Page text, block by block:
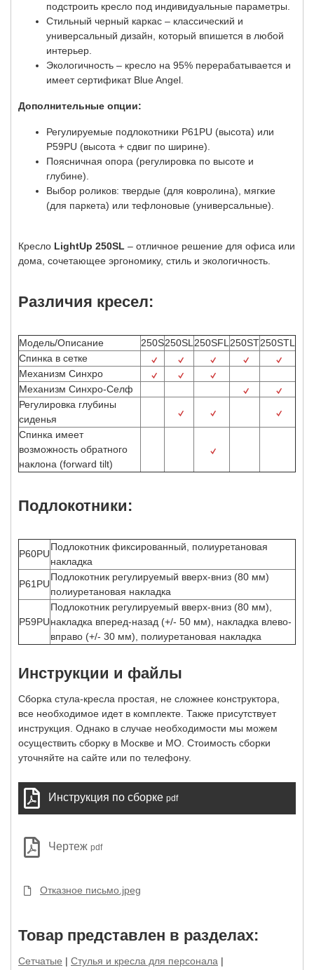
подстроить кресло под индивидуальные параметры.
Стильный черный каркас – классический и
универсальный дизайн, который впишется в любой
интерьер.
Экологичность – кресло на 95% перерабатывается и
имеет сертификат Blue Angel.
Дополнительные опции:
Регулируемые подлокотники P61PU (высота) или
P59PU (высота + сдвиг по ширине).
Поясничная опора (регулировка по высоте и
глубине).
Выбор роликов: твердые (для ковролина), мягкие
(для паркета) или тефлоновые (универсальные).
Кресло LightUp 250SL – отличное решение для офиса или
дома, сочетающее эргономику, стиль и экологичность.
Различия кресел:
Модель/Описание 250S250SL 250SFL 250ST250STL
Спинка в сетке
Механизм Синхро
Механизм Синхро-Селф
Регулировка глубины
сиденья
Спинка имеет
возможность обратного
наклона (forward tilt)
Подлокотники:
P60PU
Подлокотник фиксированный, полиуретановая
накладка
P61PU
Подлокотник регулируемый вверх-вниз (80 мм)
полиуретановая накладка
P59PU
Подлокотник регулируемый вверх-вниз (80 мм),
накладка вперед-назад (+/- 50 мм), накладка влево-
вправо (+/- 30 мм), полиуретановая накладка
Инструкции и файлы
Сборка стула-кресла простая, не сложнее конструктора,
все необходимое идет в комплекте. Также присутствует
инструкция. Однако в случае необходимости мы можем
осуществить сборку в Москве и МО. Стоимость сборки
уточняйте на сайте или по телефону.
Инструкция по сборке pdf
Чертеж pdf
Отказное письмо.jpeg
Товар представлен в разделах:
Сетчатые | Стулья и кресла для персонала |